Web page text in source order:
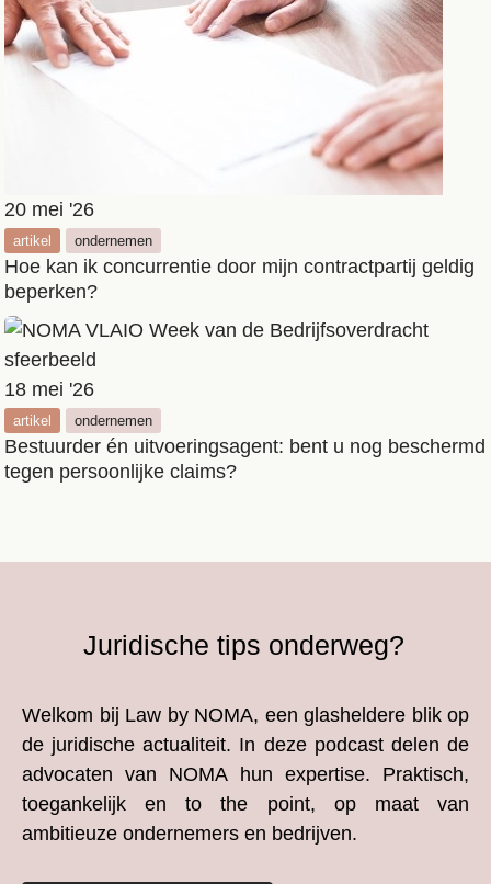
20 mei '26
artikel ondernemen
Hoe kan ik concurrentie door mijn contractpartij geldig
beperken?
18 mei '26
artikel ondernemen
Bestuurder én uitvoeringsagent: bent u nog beschermd
tegen persoonlijke claims?
Juridische tips onderweg?
Welkom bij Law by NOMA, een glasheldere blik op
de juridische actualiteit. In deze podcast delen de
advocaten van NOMA hun expertise. Praktisch,
toegankelijk en to the point, op maat van
ambitieuze ondernemers en bedrijven.